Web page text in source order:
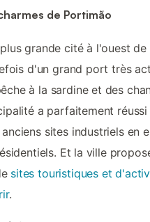
de Portimão
grande cité à l'ouest de
d'un grand port très
à la sardine et des
a parfaitement réussi
sites industriels en
Et la ville
sites touristiques et
.